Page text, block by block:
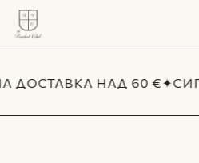
Skip
mainКоличка
ДОСТАВКА НАД 60 €✦